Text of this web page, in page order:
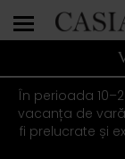
În perioada
vacanța de
fi prelucrate și